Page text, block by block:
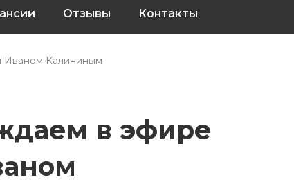
Отзывы Контакты
Иваном Калининым
в эфире